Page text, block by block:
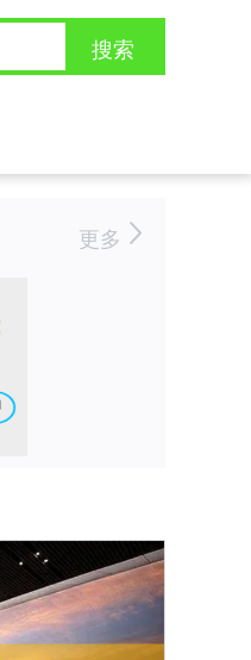
搜索
更多